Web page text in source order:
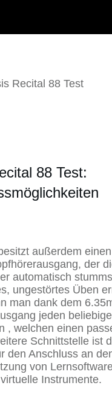
88 Test:
außerdem
der
automatisch
ungestörtes Üben
man dank dem
jeden
, welchen einen
Schnittstelle ist
den Anschluss an
von
Instrumente.